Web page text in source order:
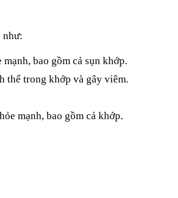
như:
bao gồm cả sụn khớp.
thể trong khớp và gây viêm.
mạnh, bao gồm cả khớp.